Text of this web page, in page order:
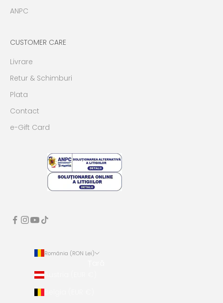
ANPC
CUSTOMER CARE
Livrare
Retur & Schimburi
Plata
Contact
e-Gift Card
România (RON Lei)
Austria (EUR €)
Belgia (EUR €)